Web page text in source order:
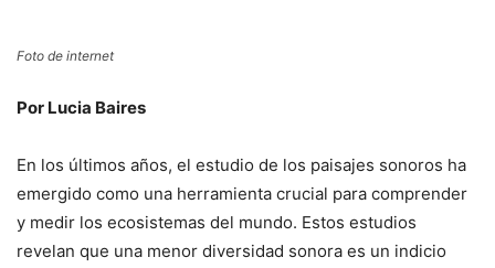
Foto de internet
Por Lucia Baires
En los últimos años, el estudio de los paisajes sonoros ha
emergido como una herramienta crucial para comprender
y medir los ecosistemas del mundo. Estos estudios
revelan que una menor diversidad sonora es un indicio